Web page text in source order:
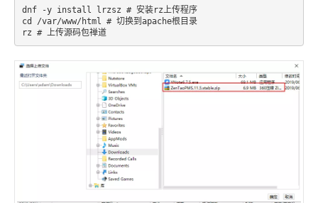
dnf -y install lrzsz # 安装rz上传程序
cd /var/www/html # 切换到apache根目录
rz # 上传源码包禅道